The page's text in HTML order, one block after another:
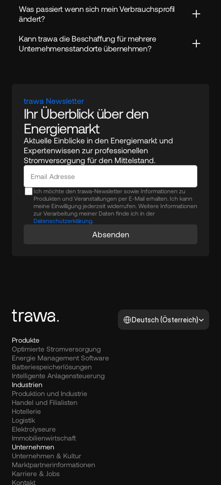
Was passiert wenn sich mein Verbrauchsprofil
ändert?
Kann trawa die Beschaffung für mehrere
Unternehmensstandorte übernehmen?
trawa Newsletter
Ihr Überblick über den
Energiemarkt
Aktuelle Einblicke in den Energiemarkt und
Expertenwissen zur professionellen
Stromversorgung für den Mittelstand.
Ich möchte den trawa-Newsletter sowie Informationen zu
Produkten und Veranstaltungen per E-Mail erhalten. Ich kann
meine Einwilligung jederzeit widerrufen. Weitere Informationen
zur Verarbeitung meiner Daten finde ich in der
Datenschutzerklärung.
Absenden
Select Language
Deutsch (Österreich)
Produkte
Optimierte Stromversorgung
Energie Management Software
Batteriespeicherlösungen
Intelligente Anlagensteuerung
Industrien
Produktion und Industrie
Handel und Filialisten
Hotellerie
Logistik
Elektrolyseure
Immobilienwirtschaft
Unternehmen
Unternehmen & Kultur
Marktpartnerinformationen
Karriere & Jobs
Kontakt